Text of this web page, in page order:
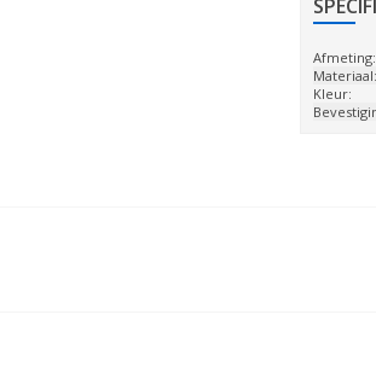
Afmeting:
Materiaal:
Kleur: